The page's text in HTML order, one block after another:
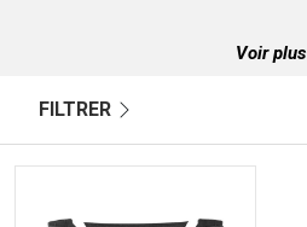
Voir plus
FILTRER